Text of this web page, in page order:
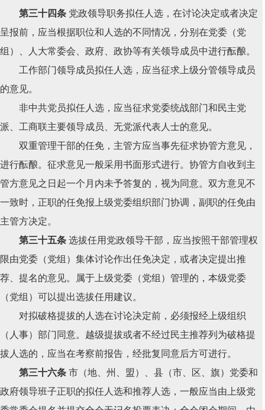
第三十四条 党政领导职务拟任人选，在讨论决定或者决定
呈报前，应当根据职位和人选的不同情况，分别在党委（党
组）、人大常委会、政府、政协等有关领导成员中进行酝酿。
工作部门领导成员拟任人选，应当征求上级分管领导成员
的意见。
非中共党员拟任人选，应当征求党委统战部门和民主党
派、工商联主要领导成员、无党派代表人士的意见。
双重管理干部的任免，主管方应当事先征求协管方意见，
进行酝酿。征求意见一般采用书面形式进行。协管方自收到主
管方意见之日起一个月内未予答复的，视为同意。双方意见不
一致时，正职的任免报上级党委组织部门协调，副职的任免由
主管方决定。
第三十五条 选拔任用党政领导干部，应当按照干部管理权
限由党委（党组）集体讨论作出任免决定，或者决定提出推
荐、提名的意见。属于上级党委（党组）管理的，本级党委
（党组）可以提出选拔任用建议。
对拟破格提拔的人选在讨论决定前，必须报经上级组织
（人事）部门同意。越级提拔或者不经过民主推荐列为破格提
拔人选的，应当在考察前报告，经批复同意后方可进行。
第三十六条 市（地、州、盟）、县（市、区、旗）党委和
政府领导班子正职的拟任人选和推荐人选，一般应当由上级党